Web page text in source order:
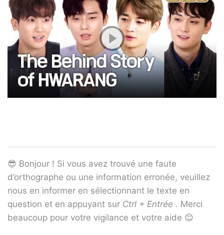
😎 Bonjour ! Si vous avez trouvé une faute
d’orthographe ou une information erronée, veuillez
nous en informer en sélectionnant le texte en
question et en appuyant sur Ctrl + Entrée . Merci
beaucoup pour votre vigilance et votre aide 😊